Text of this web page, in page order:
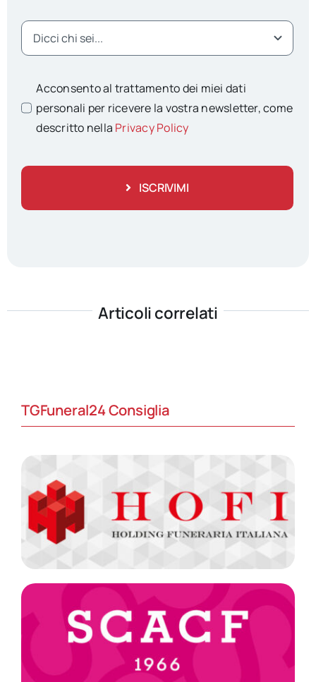
Acconsento al trattamento dei miei dati
personali per ricevere la vostra newsletter, come
descritto nella Privacy Policy
ISCRIVIMI
Articoli correlati
TGFuneral24 Consiglia